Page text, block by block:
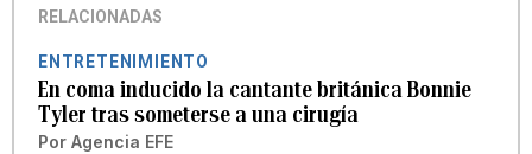
RELACIONADAS
ENTRETENIMIENTO
En coma inducido la cantante británica Bonnie
Tyler tras someterse a una cirugía
Por Agencia EFE